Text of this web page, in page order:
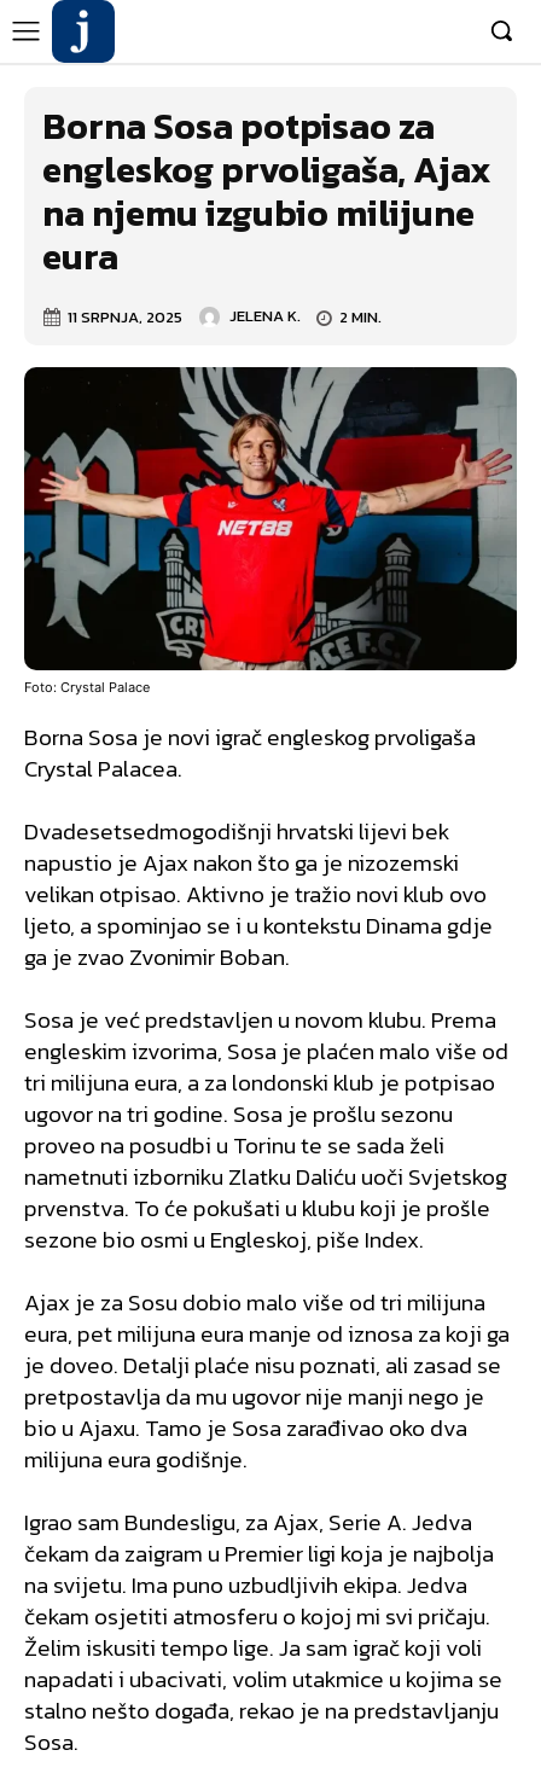
Borna Sosa potpisao za
engleskog prvoligaša, Ajax
na njemu izgubio milijune
eura
11 SRPNJA, 2025 JELENA K. 2MIN.
Foto: Crystal Palace
Borna Sosa je novi igrač engleskog prvoligaša
Crystal Palacea.
Dvadesetsedmogodišnji hrvatski lijevi bek
napustio je Ajax nakon što ga je nizozemski
velikan otpisao. Aktivno je tražio novi klub ovo
ljeto, a spominjao se i u kontekstu Dinama gdje
ga je zvao Zvonimir Boban.
Sosa je već predstavljen u novom klubu. Prema
engleskim izvorima, Sosa je plaćen malo više od
tri milijuna eura, a za londonski klub je potpisao
ugovor na tri godine. Sosa je prošlu sezonu
proveo na posudbi u Torinu te se sada želi
nametnuti izborniku Zlatku Daliću uoči Svjetskog
prvenstva. To će pokušati u klubu koji je prošle
sezone bio osmi u Engleskoj, piše Index.
Ajax je za Sosu dobio malo više od tri milijuna
eura, pet milijuna eura manje od iznosa za koji ga
je doveo. Detalji plaće nisu poznati, ali zasad se
pretpostavlja da mu ugovor nije manji nego je
bio u Ajaxu. Tamo je Sosa zarađivao oko dva
milijuna eura godišnje.
Igrao sam Bundesligu, za Ajax, Serie A. Jedva
čekam da zaigram u Premier ligi koja je najbolja
na svijetu. Ima puno uzbudljivih ekipa. Jedva
čekam osjetiti atmosferu o kojoj mi svi pričaju.
Želim iskusiti tempo lige. Ja sam igrač koji voli
napadati i ubacivati, volim utakmice u kojima se
stalno nešto događa, rekao je na predstavljanju
Sosa.